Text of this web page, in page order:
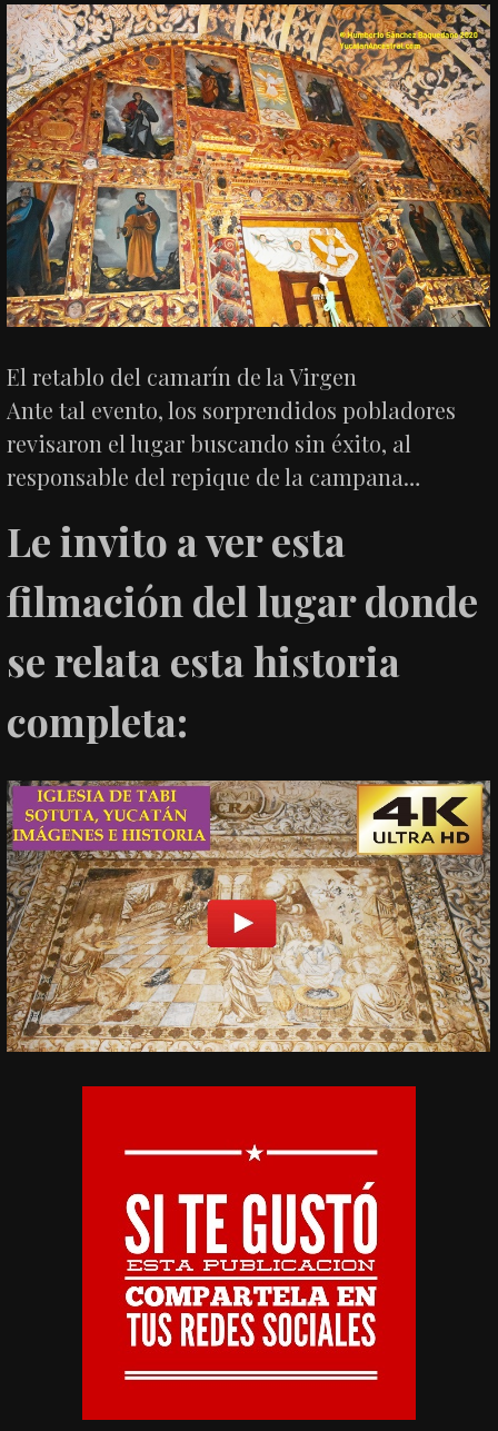
El retablo del camarín de la Virgen
Ante tal evento, los sorprendidos pobladores
revisaron el lugar buscando sin éxito, al
responsable del repique de la campana…
Le invito a ver esta
filmación del lugar donde
se relata esta historia
completa: